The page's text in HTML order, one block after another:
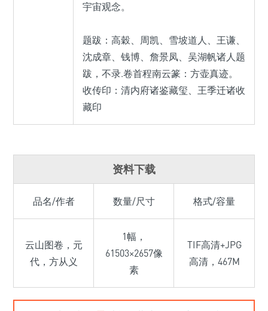
宇宙观念。
题跋：高穀、周凯、雪坡道人、王谦、
沈成章、钱博、詹景凤、吴湖帆诸人题
跋，不录.卷首程南云篆：方壶真迹。
收传印：清内府诸鉴藏玺、王季迁诸收
藏印
资料下载
品名/作者 数量/尺寸 格式/容量
云山图卷，元
代，方从义
1幅，
61503×2657像
素
TIF高清+JPG
高清，467M